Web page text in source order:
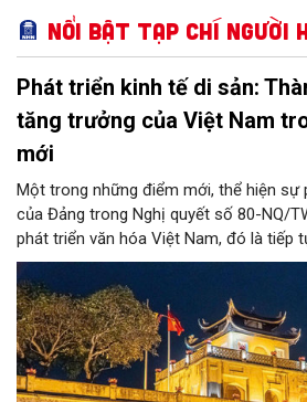
Nổi bật Tạp chí Người
Phát triển kinh tế di sản:
tăng trưởng của Việt Nam
mới
Một trong những điểm mới, thể hiện sự
của Đảng trong Nghị quyết số 80-NQ/
phát triển văn hóa Việt Nam, đó là tiếp
và phát huy giá trị di sản văn hóa gắn
xã hội và du lịch”; đồng thời, nâng lên
triển kinh tế di sản”.